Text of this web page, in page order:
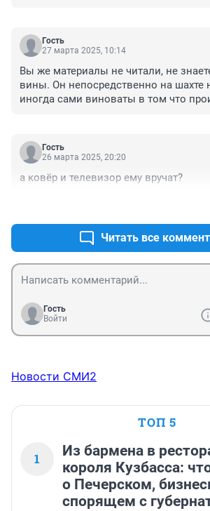
Гость
27 марта 2025, 10:14
Вы же материалы не читали, не
вины. Он непосредственно на шахте
иногда сами виноваты в том что
прослеживаются случаи что именно
наркосбытчиками. Что там
непосредственно за шахту отвечал
проблемы с углем, искупает свою
жителями Кузбасса. Другой момент
нас стпадает, здоровье людей,
отношения к угольной отрасли....
привлекает к ответственности за эти
Гость
26 марта 2025, 20:20
а ковёр и телевизор ему вручат?
Читать все
Гость
Войти
Новости СМИ2
ТОП 5
1
Из бармена в
короля Кузбасса:
о Печерском,
спорящем с